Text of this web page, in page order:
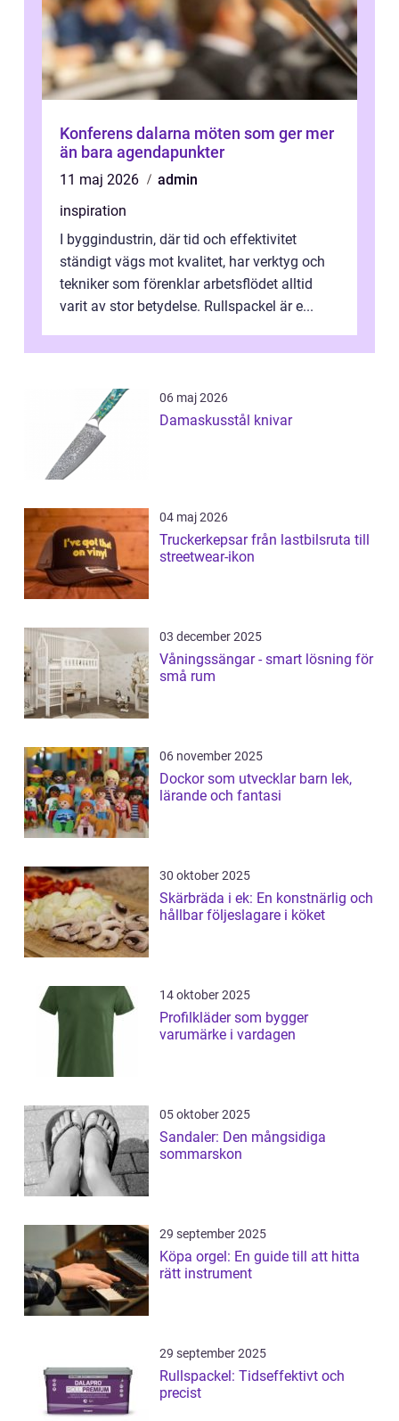
Konferens dalarna möten som ger mer
än bara agendapunkter
11 maj 2026
admin
inspiration
I byggindustrin, där tid och effektivitet
ständigt vägs mot kvalitet, har verktyg och
tekniker som förenklar arbetsflödet alltid
varit av stor betydelse. Rullspackel är e...
06 maj 2026
Damaskusstål knivar
04 maj 2026
Truckerkepsar från lastbilsruta till
streetwear-ikon
03 december 2025
Våningssängar - smart lösning för
små rum
06 november 2025
Dockor som utvecklar barn lek,
lärande och fantasi
30 oktober 2025
Skärbräda i ek: En konstnärlig och
hållbar följeslagare i köket
14 oktober 2025
Profilkläder som bygger
varumärke i vardagen
05 oktober 2025
Sandaler: Den mångsidiga
sommarskon
29 september 2025
Köpa orgel: En guide till att hitta
rätt instrument
29 september 2025
Rullspackel: Tidseffektivt och
precist